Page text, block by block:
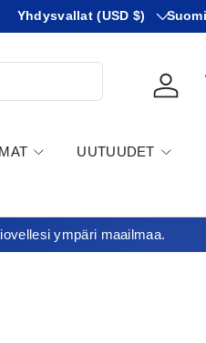
Maa
Yhdysvallat (USD $) KIeli
Suomi
UUTUUDET
ympäri maailmaa.